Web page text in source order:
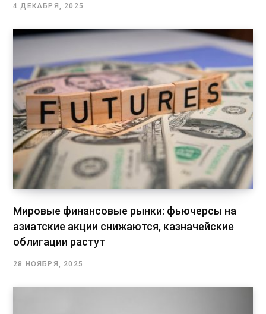
4 ДЕКАБРЯ, 2025
Мировые финансовые рынки: фьючерсы на
азиатские акции снижаются, казначейские
облигации растут
28 НОЯБРЯ, 2025